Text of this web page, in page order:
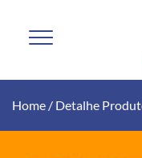
Home / Detalhe